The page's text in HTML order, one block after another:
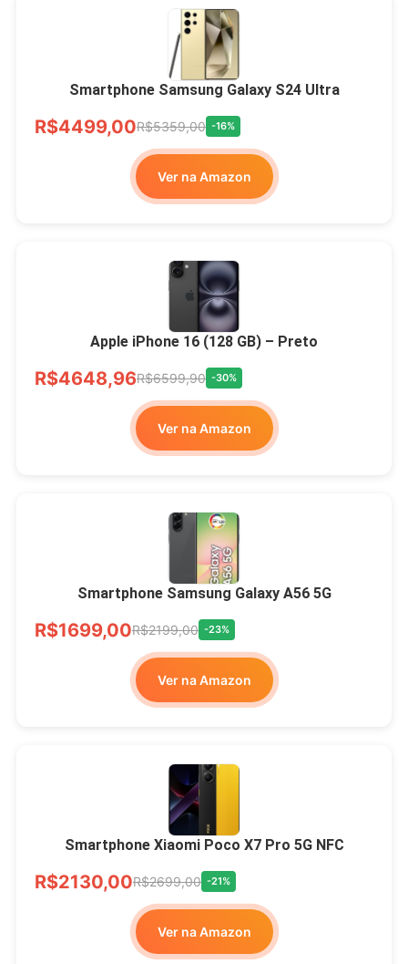
Smartphone Samsung Galaxy S24 Ultra
R$4499,00R$5359,00 -16%
Ver na Amazon
Apple iPhone 16 (128 GB) – Preto
R$4648,96R$6599,90 -30%
Ver na Amazon
Smartphone Samsung Galaxy A56 5G
R$1699,00R$2199,00 -23%
Ver na Amazon
Smartphone Xiaomi Poco X7 Pro 5G NFC
R$2130,00R$2699,00 -21%
Ver na Amazon